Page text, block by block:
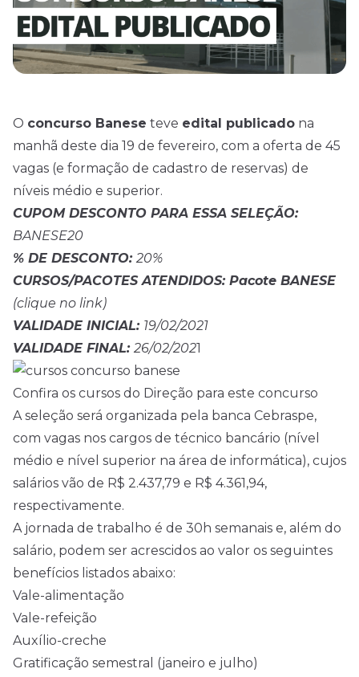
O concurso Banese teve edital publicado na
manhã deste dia 19 de fevereiro, com a oferta de 45
vagas (e formação de cadastro de reservas) de
níveis médio e superior.
CUPOM DESCONTO PARA ESSA SELEÇÃO:
BANESE20
% DE DESCONTO: 20%
CURSOS/PACOTES ATENDIDOS: Pacote BANESE
(clique no link)
VALIDADE INICIAL: 19/02/2021
VALIDADE FINAL: 26/02/2021
Confira os cursos do Direção para este concurso
A seleção será organizada pela banca Cebraspe,
com vagas nos cargos de técnico bancário (nível
médio e nível superior na área de informática), cujos
salários vão de R$ 2.437,79 e R$ 4.361,94,
respectivamente.
A jornada de trabalho é de 30h semanais e, além do
salário, podem ser acrescidos ao valor os seguintes
benefícios listados abaixo:
Vale-alimentação
Vale-refeição
Auxílio-creche
Gratificação semestral (janeiro e julho)